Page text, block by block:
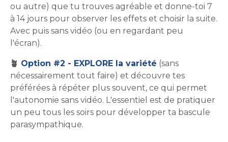
ou autre) que tu trouves agréable et donne-toi 7
à 14 jours pour observer les effets et choisir la suite.
Avec puis sans vidéo (ou en regardant peu
l'écran).
🪴 Option #2 - EXPLORE la variété (sans
nécessairement tout faire) et découvre tes
préférées à répéter plus souvent, ce qui permet
l'autonomie sans vidéo. L'essentiel est de pratiquer
un peu tous les soirs pour développer ta bascule
parasympathique.